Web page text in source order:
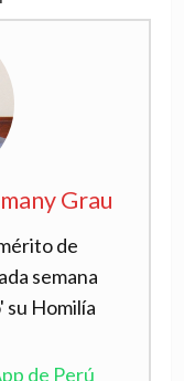
Grau
de
semana
su Homilía
de Perú